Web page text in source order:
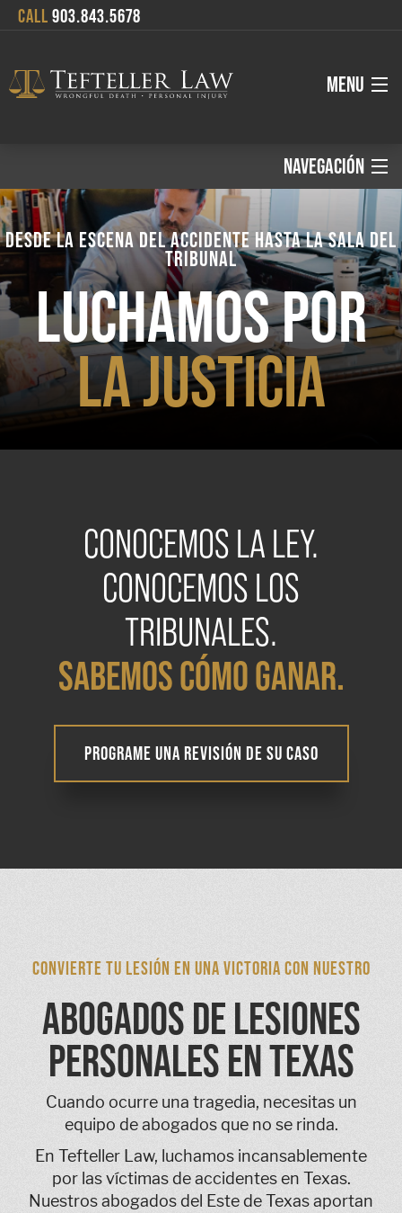
CALL 903.843.5678
MENU
Attorneys
Services
Where We Serve
Blog
NAVEGACIÓN
Español:
Inicio
Áreas de Práctica
DESDE LA ESCENA DEL ACCIDENTE HASTA LA SALA DEL
TRIBUNAL
LUCHAMOS POR
LA JUSTICIA
CONOCEMOS LA LEY.
CONOCEMOS LOS
TRIBUNALES.
SABEMOS CÓMO GANAR.
PROGRAME UNA REVISIÓN DE SU CASO
CONVIERTE TU LESIÓN EN UNA VICTORIA CON NUESTRO
ABOGADOS DE LESIONES
PERSONALES EN TEXAS
Cuando ocurre una tragedia, necesitas un
equipo de abogados que no se rinda.
En Tefteller Law, luchamos incansablemente
por las víctimas de accidentes en Texas.
Nuestros abogados del Este de Texas aportan